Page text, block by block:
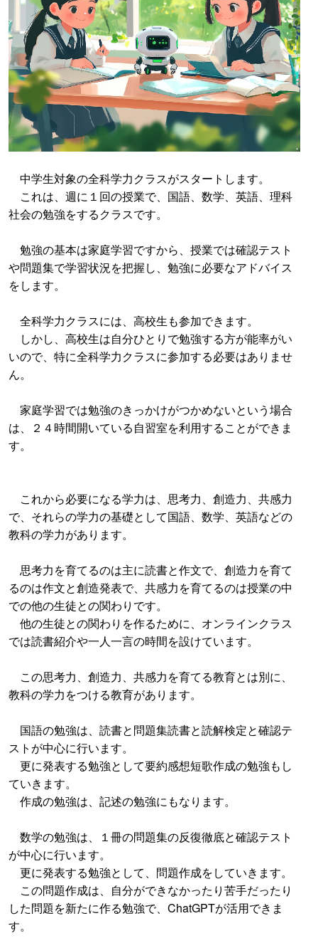
中学生対象の全科学力クラスがスタートします。
これは、週に１回の授業で、国語、数学、英語、理科
社会の勉強をするクラスです。
勉強の基本は家庭学習ですから、授業では確認テスト
や問題集で学習状況を把握し、勉強に必要なアドバイス
をします。
全科学力クラスには、高校生も参加できます。
しかし、高校生は自分ひとりで勉強する方が能率がい
いので、特に全科学力クラスに参加する必要はありませ
ん。
家庭学習では勉強のきっかけがつかめないという場合
は、２４時間開いている自習室を利用することができま
す。
これから必要になる学力は、思考力、創造力、共感力
で、それらの学力の基礎として国語、数学、英語などの
教科の学力があります。
思考力を育てるのは主に読書と作文で、創造力を育て
るのは作文と創造発表で、共感力を育てるのは授業の中
での他の生徒との関わりです。
他の生徒との関わりを作るために、オンラインクラス
では読書紹介や一人一言の時間を設けています。
この思考力、創造力、共感力を育てる教育とは別に、
教科の学力をつける教育があります。
国語の勉強は、読書と問題集読書と読解検定と確認テ
ストが中心に行います。
更に発表する勉強として要約感想短歌作成の勉強もし
ていきます。
作成の勉強は、記述の勉強にもなります。
数学の勉強は、１冊の問題集の反復徹底と確認テスト
が中心に行います。
更に発表する勉強として、問題作成をしていきます。
この問題作成は、自分ができなかったり苦手だったり
した問題を新たに作る勉強で、ChatGPTが活用できま
す。